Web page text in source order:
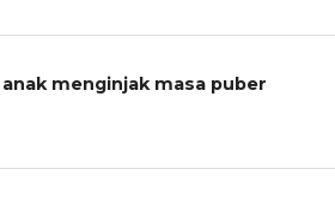
menginjak masa puber